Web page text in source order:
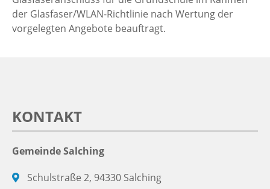
der Glasfaser/WLAN-Richtlinie nach Wertung der
vorgelegten Angebote beauftragt.
KONTAKT
Gemeinde Salching
Schulstraße 2, 94330 Salching